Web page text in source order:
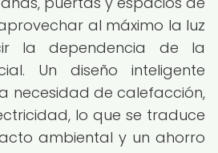
al máximo la luz
la dependencia de la
Un diseño inteligente
necesidad de calefacción,
lo que se traduce
ambiental y un ahorro